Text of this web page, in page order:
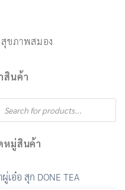
สุขภาพสมอง
สินค้า
หมู่สินค้า
เอ๋อ สุก DONE TEA